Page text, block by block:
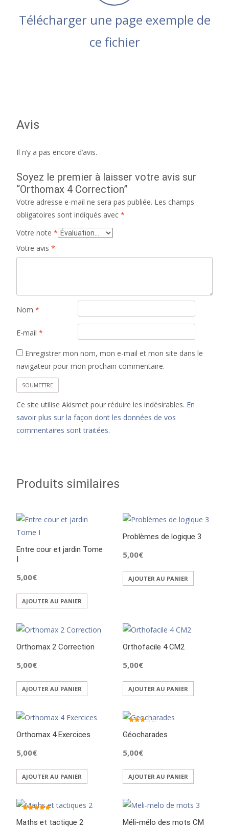
Télécharger une page exemple de
ce fichier
Avis
Il n’y a pas encore d’avis.
Soyez le premier à laisser votre avis sur
“Orthomax 4 Correction”
Votre adresse e-mail ne sera pas publiée. Les champs
obligatoires sont indiqués avec *
Votre note *
Votre avis *
Nom *
E-mail *
Enregistrer mon nom, mon e-mail et mon site dans le
navigateur pour mon prochain commentaire.
Ce site utilise Akismet pour réduire les indésirables. En
savoir plus sur la façon dont les données de vos
commentaires sont traitées.
Produits similaires
Entre cour et jardin Tome
I
5,00€
AJOUTER AU PANIER
Problèmes de logique 3
5,00€
AJOUTER AU PANIER
Orthomax 2 Correction
5,00€
AJOUTER AU PANIER
Orthofacile 4 CM2
5,00€
AJOUTER AU PANIER
Orthomax 4 Exercices
5,00€
AJOUTER AU PANIER
Géocharades
3.00
sur 5
5,00€
AJOUTER AU PANIER
Maths et tactique 2
5.00
sur 5
Méli-mélo des mots CM